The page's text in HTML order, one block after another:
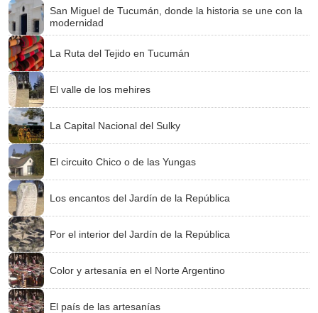
San Miguel de Tucumán, donde la historia se une con la
modernidad
La Ruta del Tejido en Tucumán
El valle de los mehires
La Capital Nacional del Sulky
El circuito Chico o de las Yungas
Los encantos del Jardín de la República
Por el interior del Jardín de la República
Color y artesanía en el Norte Argentino
El país de las artesanías